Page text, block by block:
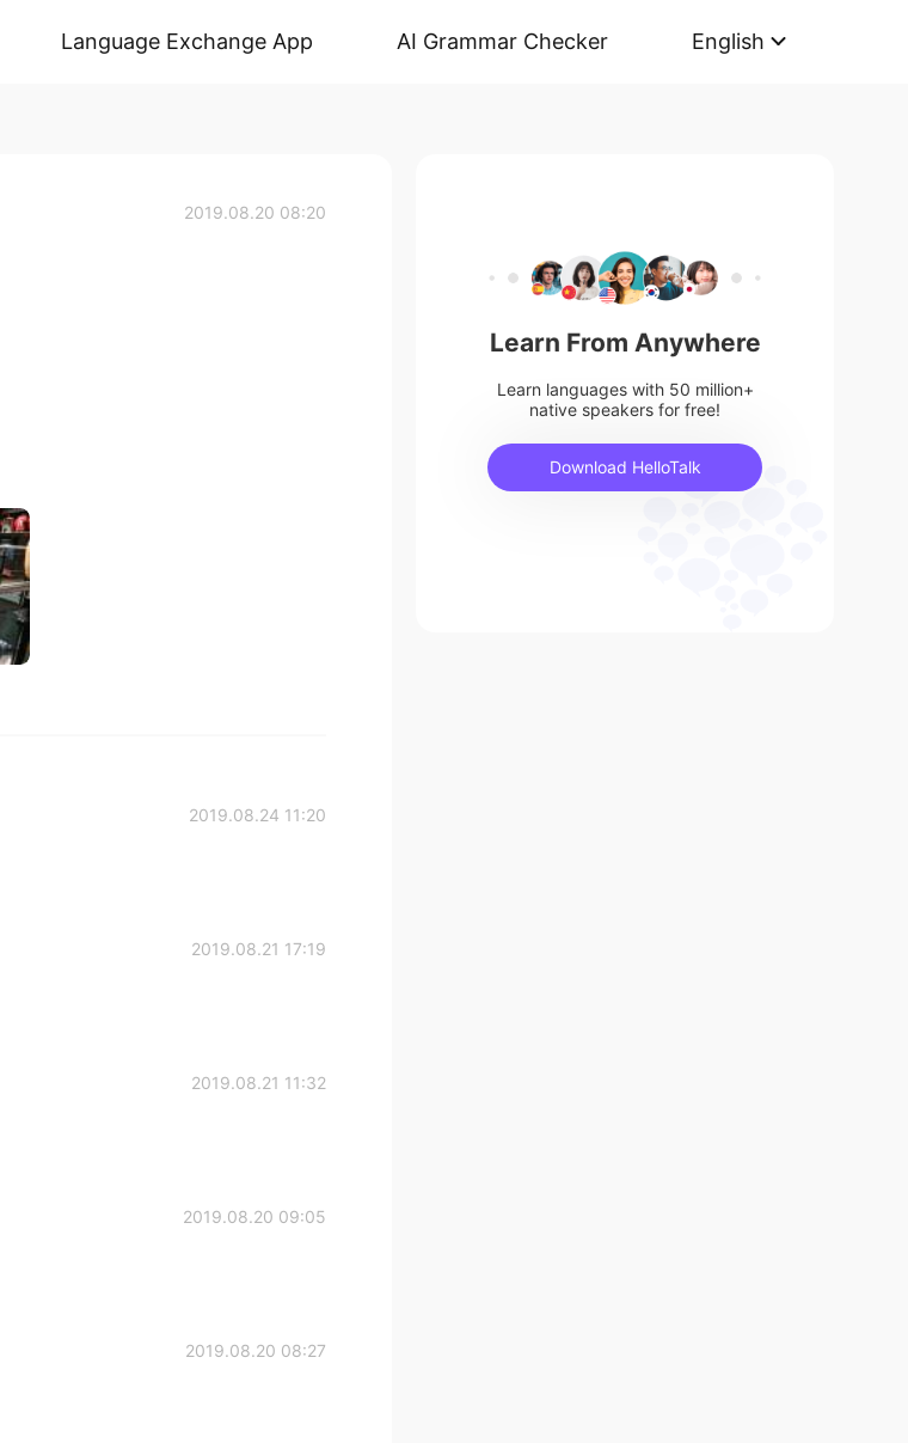
Language Exchange App AI Grammar Checker English
2019.08.20 08:20
2019.08.24 11:20
2019.08.21 17:19
2019.08.21 11:32
2019.08.20 09:05
2019.08.20 08:27
Learn From Anywhere
Learn languages with 50 million+
native speakers for free!
Download HelloTalk